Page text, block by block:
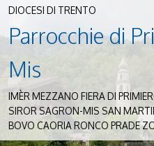
DIOCESI DI TRENTO
Parrocchie di
Mis
IMÈR MEZZANO FIERA DI
SIROR SAGRON-MIS SAN
BOVO CAORIA RONCO PRADE